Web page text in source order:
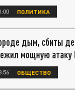
ПОЛИТИКА
дым, сбиты
мощную атаку
ОБЩЕСТВО